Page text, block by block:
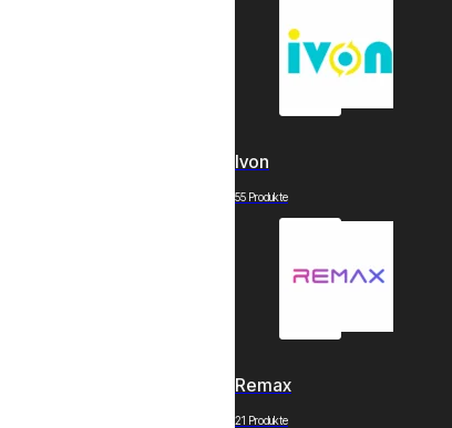
Ivon
55 Produkte
Remax
21 Produkte